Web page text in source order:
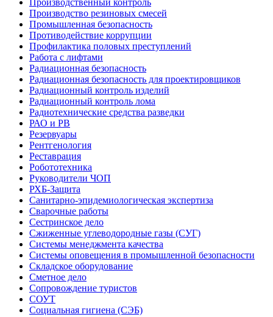
Производственный контроль
Производство резиновых смесей
Промышленная безопасность
Противодействие коррупции
Профилактика половых преступлений
Работа с лифтами
Радиационная безопасность
Радиационная безопасность для проектировщиков
Радиационный контроль изделий
Радиационный контроль лома
Радиотехнические средства разведки
РАО и РВ
Резервуары
Рентгенология
Реставрация
Робототехника
Руководители ЧОП
РХБ-Защита
Санитарно-эпидемиологическая экспертиза
Сварочные работы
Сестринское дело
Сжиженные углеводородные газы (СУГ)
Системы менеджмента качества
Системы оповещения в промышленной безопасности
Складское оборудование
Сметное дело
Сопровождение туристов
СОУТ
Социальная гигиена (СЭБ)